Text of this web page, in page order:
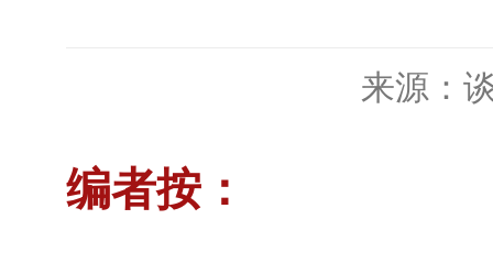
来源：
编者按：